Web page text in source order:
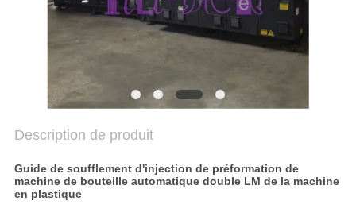
CONFIDENTIALITÉ
Description de produit
Guide de soufflement d'injection de préformation de
machine de bouteille automatique double LM de la machine
en plastique